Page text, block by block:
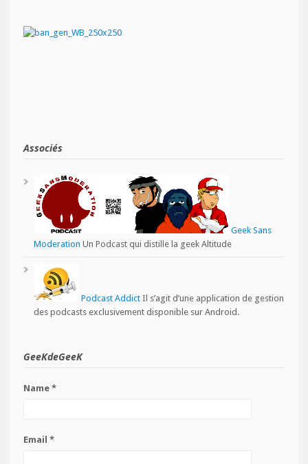
Associés
Geek Sans
Moderation Un Podcast qui distille la geek Altitude
Podcast Addict Il s’agit d’une application de gestion
des podcasts exclusivement disponible sur Android.
GeeKdeGeeK
Name *
Email *